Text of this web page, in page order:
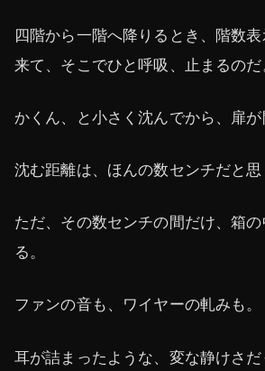
四階から一階へ降りるとき、階数
来て、そこでひと呼吸、止まるのだ
かくん、と小さく沈んでから、扉が
沈む距離は、ほんの数センチだと思
ただ、その数センチの間だけ、箱
る。
ファンの音も、ワイヤーの軋みも。
耳が詰まったような、変な静けさだ